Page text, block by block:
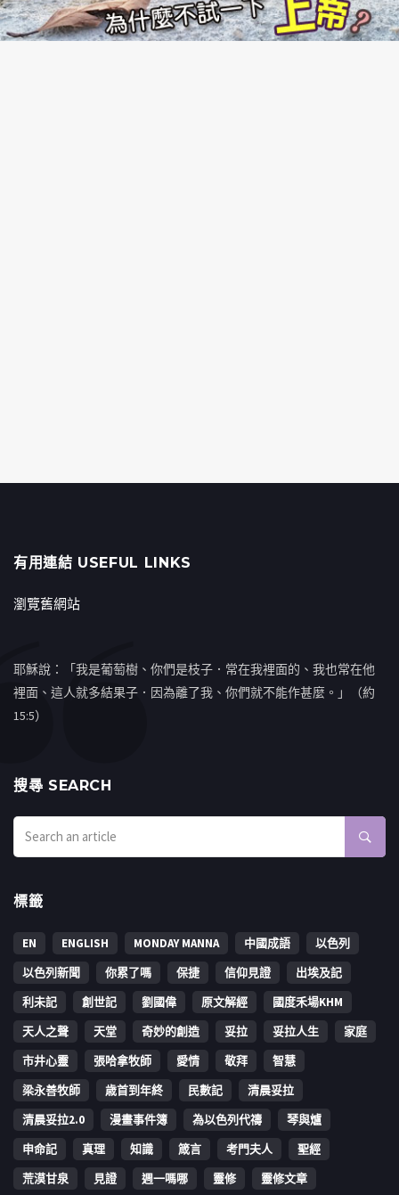
有用連結 USEFUL LINKS
瀏覽舊網站
耶穌說：「我是葡萄樹、你們是枝子．常在我裡面的、我也常在他
裡面、這人就多結果子．因為離了我、你們就不能作甚麼。」（約
15:5）
搜㝷 SEARCH
標籤
EN ENGLISH MONDAY MANNA 中國成語
以色列
以色列新聞
你累了嗎 保捷 信仰見證
出埃及記
利未記
創世記 劉國偉 原文解經
國度禾場KHM
天人之聲
天堂 奇妙的創造 妥拉 妥拉人生
家庭
市井心靈
張哈拿牧師 愛情 敬拜
智慧
梁永善牧師
歳首到年終 民數記
清晨妥拉
清晨妥拉2.0
漫畫事件簿 為以色列代禱
琴與爐
申命記
真理 知識 箴言 考門夫人
聖經
荒漠甘泉
見證 週一嗎哪 靈修 靈修文章